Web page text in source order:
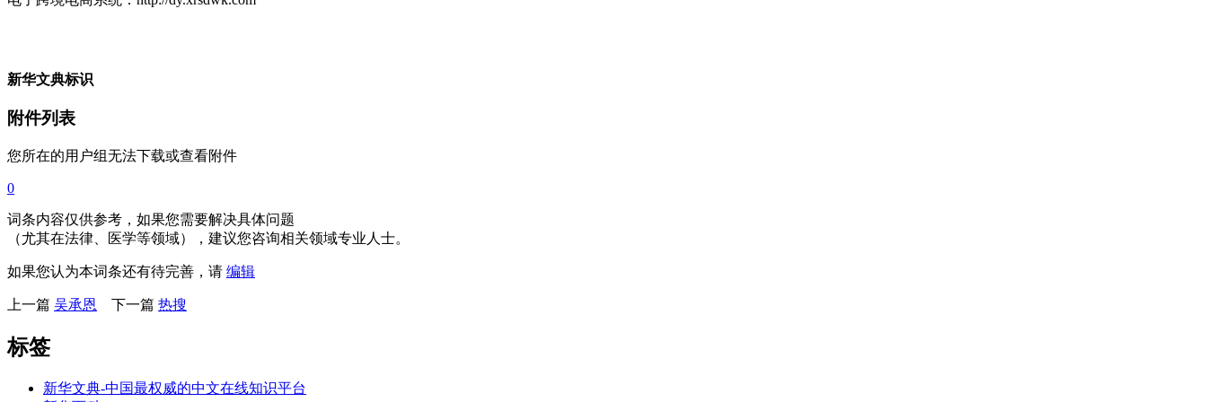
新华文典标识
附件列表
您所在的用户组无法下载或查看附件
0
词条内容仅供参考，如果您需要解决具体问题
（尤其在法律、医学等领域），建议您咨询相关领域专业人士。
如果您认为本词条还有待完善，请 编辑
上一篇 吴承恩 下一篇 热搜
标签
新华文典-中国最权威的中文在线知识平台